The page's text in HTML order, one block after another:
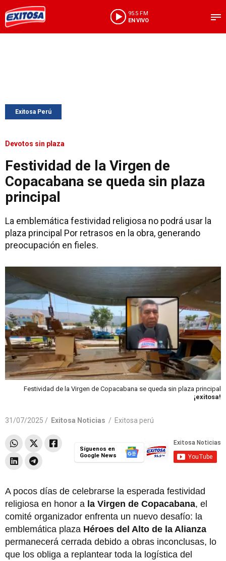
95.5 FM
EN VIVO
Exitosa Perú
Devotos sin plaza
Festividad de la Virgen de
Copacabana se queda sin plaza
principal
La emblemática festividad religiosa no podrá usar la
plaza principal Por retrasos en la obra, generando
preocupación en fieles.
Festividad de la Virgen de Copacabana se queda sin plaza principal
¡exitosa!
31/07/2025 / Exitosa Noticias / Exitosa perú
Síguenos en
Google News
A pocos días de celebrarse la esperada festividad
religiosa en honor a la Virgen de Copacabana, el
comité organizador enfrenta un nuevo desafío: la
emblemática plaza Héroes del Alto de la Alianza
permanecerá cerrada debido a obras inconclusas, lo
que los obliga a replantear toda la logística del